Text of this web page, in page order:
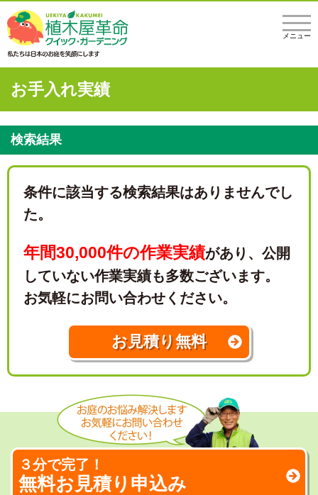
メニュー
お手入れ実績
検索結果
条件に該当する検索結果はありませんでし
た。
年間30,000件の作業実績があり、 公開
していない作業実績も多数ございます。
お気軽にお問い合わせください。
お見積り無料
３分で完了！
無料お見積り申込み